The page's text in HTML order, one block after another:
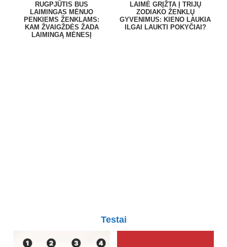
RUGPJŪTIS BUS
LAIMINGAS MĖNUO
PENKIEMS ŽENKLAMS:
KAM ŽVAIGŽDĖS ŽADA
LAIMINGĄ MĖNESĮ
LAIMĖ GRĮŽTA Į TRIJŲ
ZODIAKO ŽENKLŲ
GYVENIMUS: KIENO LAUKIA
ILGAI LAUKTI POKYČIAI?
Testai